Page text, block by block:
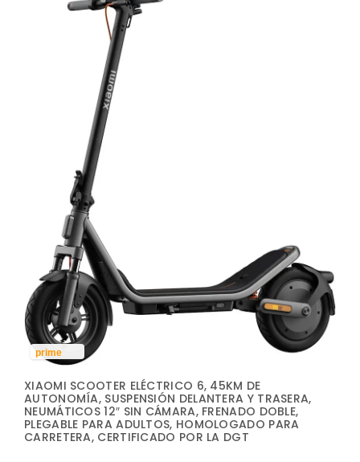
prime
XIAOMI SCOOTER ELÉCTRICO 6, 45KM DE
AUTONOMÍA, SUSPENSIÓN DELANTERA Y TRASERA,
NEUMÁTICOS 12″ SIN CÁMARA, FRENADO DOBLE,
PLEGABLE PARA ADULTOS, HOMOLOGADO PARA
CARRETERA, CERTIFICADO POR LA DGT